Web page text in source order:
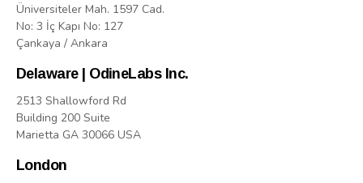
Üniversiteler Mah. 1597 Cad.
No: 3 İç Kapı No: 127
Çankaya / Ankara
Delaware | OdineLabs Inc.
2513 Shallowford Rd
Building 200 Suite
Marietta GA 30066 USA
London